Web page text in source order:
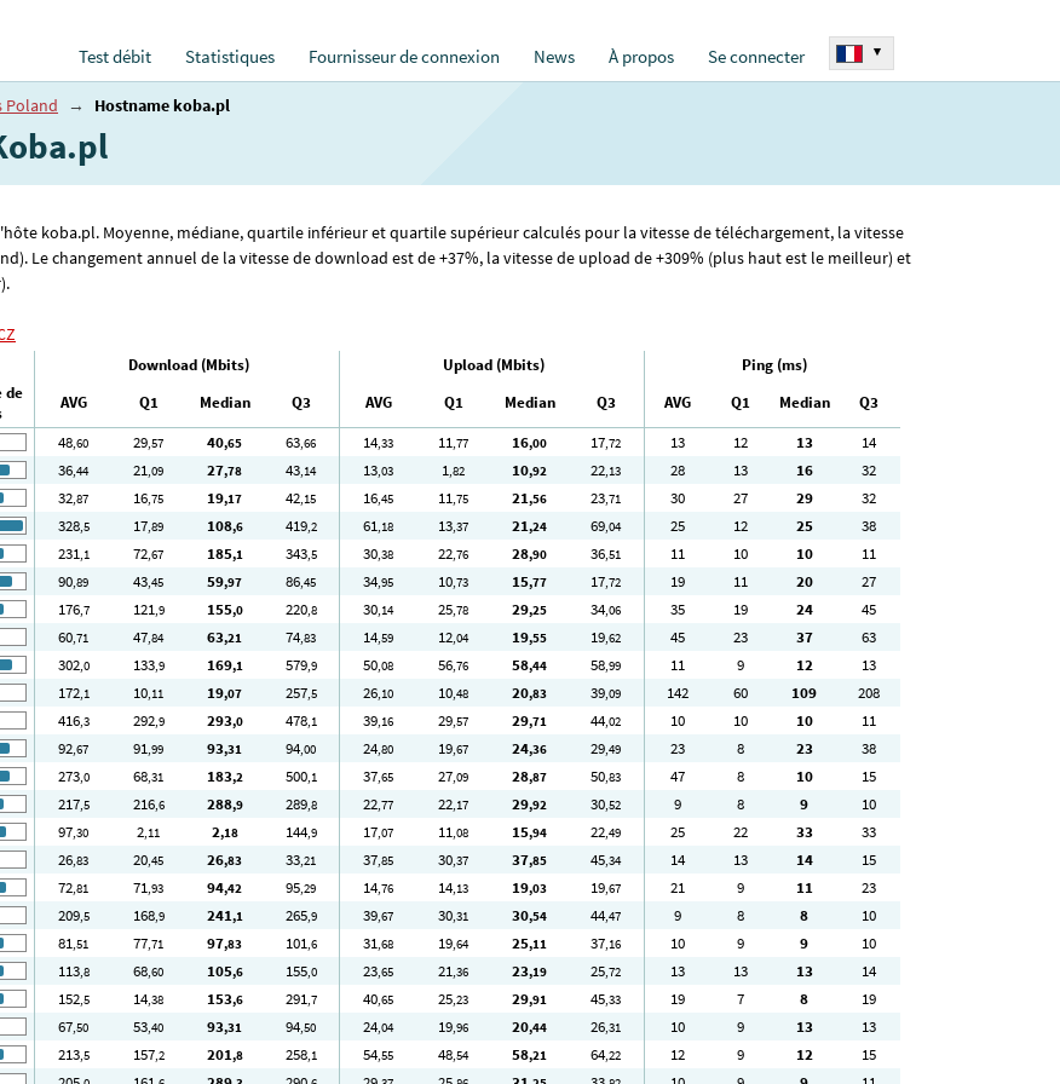
Test débit Statistiques Fournisseur de connexion News À propos Se connecter ▾
Poland → Hostname koba.pl
koba.pl. Moyenne, médiane, quartile inférieur et quartile supérieur calculés pour la vitesse de téléchargement, la vitesse
Le changement annuel de la vitesse de download est de +37%, la vitesse de upload de +309% (plus haut est le meilleur) et
Download (Mbits) Upload (Mbits)
Ping (ms)
de
AVG Q1 Median Q3 AVG Q1 Median Q3 AVG Q1 Median
Q3
48,60 29,57 40,65 63,66 14,33 11,77 16,00 17,72 13 12 13
14
36,44 21,09 27,78 43,14 13,03 1,82 10,92 22,13 28 13 16
32
32,87 16,75 19,17 42,15 16,45 11,75 21,56 23,71 30 27 29
32
328,5 17,89 108,6 419,2 61,18 13,37 21,24 69,04 25 12 25
38
231,1 72,67 185,1 343,5 30,38 22,76 28,90 36,51 11 10 10
11
90,89 43,45 59,97 86,45 34,95 10,73 15,77 17,72 19 11 20
27
176,7 121,9 155,0 220,8 30,14 25,78 29,25 34,06 35 19 24
45
60,71 47,84 63,21 74,83 14,59 12,04 19,55 19,62 45 23 37
63
302,0 133,9 169,1 579,9 50,08 56,76 58,44 58,99 11 9 12
13
172,1 10,11 19,07 257,5 26,10 10,48 20,83 39,09 142 60 109
208
416,3 292,9 293,0 478,1 39,16 29,57 29,71 44,02 10 10 10
11
92,67 91,99 93,31 94,00 24,80 19,67 24,36 29,49 23 8 23
38
273,0 68,31 183,2 500,1 37,65 27,09 28,87 50,83 47 8 10
15
217,5 216,6 288,9 289,8 22,77 22,17 29,92 30,52 9 8 9
10
97,30 2,11 2,18 144,9 17,07 11,08 15,94 22,49 25 22 33
33
26,83 20,45 26,83 33,21 37,85 30,37 37,85 45,34 14 13 14
15
72,81 71,93 94,42 95,29 14,76 14,13 19,03 19,67 21 9 11
23
209,5 168,9 241,1 265,9 39,67 30,31 30,54 44,47 9 8 8
10
81,51 77,71 97,83 101,6 31,68 19,64 25,11 37,16 10 9 9
10
113,8 68,60 105,6 155,0 23,65 21,36 23,19 25,72 13 13 13
14
152,5 14,38 153,6 291,7 40,65 25,23 29,91 45,33 19 7 8
19
67,50 53,40 93,31 94,50 24,04 19,96 20,44 26,31 10 9 13
13
213,5 157,2 201,8 258,1 54,55 48,54 58,21 64,22 12 9 12
15